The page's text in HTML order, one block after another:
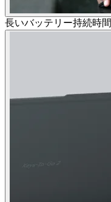
長いバッテリー持続時間